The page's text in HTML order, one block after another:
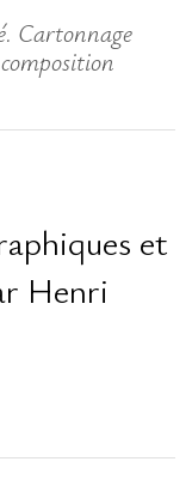
Cartonnage
et
Henri